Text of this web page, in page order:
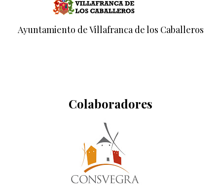
Ayuntamiento de Villafranca de los Caballeros
Colaboradores